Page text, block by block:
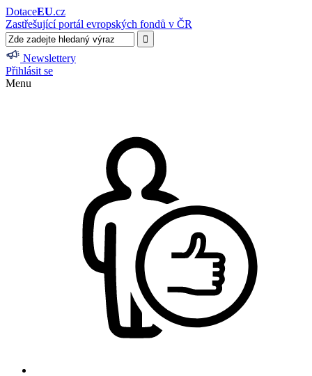
DotaceEU.cz
Zastřešující portál evropských fondů v ČR
Newslettery
Přihlásit se
Menu